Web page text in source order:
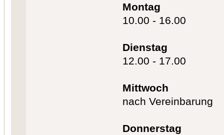
Montag
10.00 - 16.00
Dienstag
12.00 - 17.00
Mittwoch
nach Vereinbarung
Donnerstag